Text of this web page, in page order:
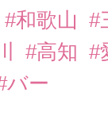
#和歌山
#
#高知 #
バー